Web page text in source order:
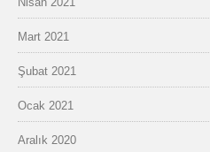
Mart 2021
Şubat 2021
Ocak 2021
Aralık 2020